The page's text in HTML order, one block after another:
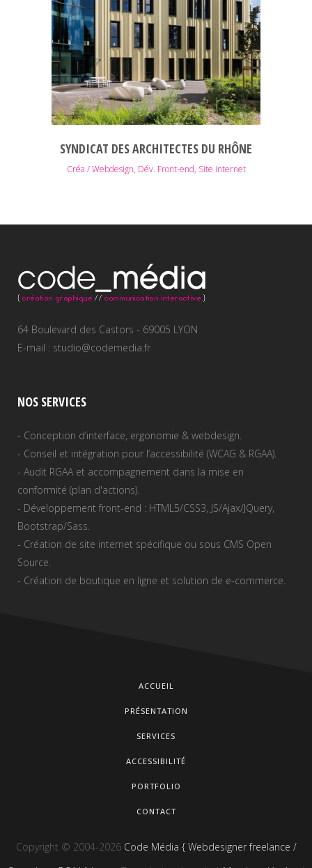
SYNDICAT DES ARCHITECTES DU RHÔNE
Créa / Webdesign, Dév. Front-end, Site internet
64 Boulevard des Castors - 69005 LYON
E-mail : studio@codemedia.fr
NOS SERVICES
- Conception d’interface, ergonomie & webdesign.
- Conseil et intégration pour l’accessibilité (WCAG & RGAA).
- Audit RGAA et accompagnement dans la mise en
conformité (plan d'actions).
- Développement front-end : HTML5/CSS3, JS/Ajax/JQuery,
Bootstrap/Sass.
- Création de site internet spécifique ou sous CMS Open
Source.
- Création de boutique en ligne et solution de e-commerce.
ACCUEIL
PRÉSENTATION
SERVICES
ACCESSIBILITÉ
PORTFOLIO
CONTACT
Copyright © 2004-2026 Code Média { Webdesigner freelance /